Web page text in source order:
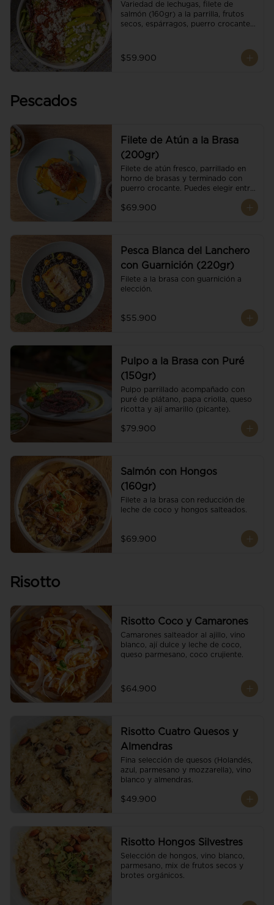
Variedad de lechugas, filete de
salmón (160gr) a la parrilla, frutos
secos, espárragos, puerro crocante,
$59.900
Pescados
Filete de Atún a la Brasa
(200gr)
Filete de atún fresco, parrillado en
horno de brasas y terminado con
puerro crocante. Puedes elegir entre
$69.900
Pesca Blanca del Lanchero
con Guarnición (220gr)
Filete a la brasa con guarnición a
elección.
$55.900
Pulpo a la Brasa con Puré
(150gr)
Pulpo parrillado acompañado con
puré de plátano, papa criolla, queso
ricotta y ají amarillo (picante).
$79.900
Salmón con Hongos
(160gr)
Filete a la brasa con reducción de
leche de coco y hongos salteados.
$69.900
Risotto
Risotto Coco y Camarones
Camarones salteador al ajillo, vino
blanco, ají dulce y leche de coco,
queso parmesano, coco crujiente.
$64.900
Risotto Cuatro Quesos y
Almendras
Fina selección de quesos (Holandés,
azul, parmesano y mozzarella), vino
blanco y almendras.
$49.900
Risotto Hongos Silvestres
Selección de hongos, vino blanco,
parmesano, mix de frutos secos y
brotes orgánicos.